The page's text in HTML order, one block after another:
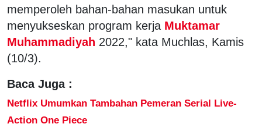
memperoleh bahan-bahan masukan untuk
menyukseskan program kerja Muktamar
Muhammadiyah 2022," kata Muchlas, Kamis
(10/3).
Baca Juga :
Netflix Umumkan Tambahan Pemeran Serial Live-
Action One Piece